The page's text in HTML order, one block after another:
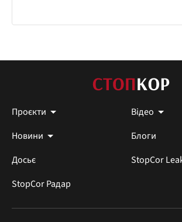
Проєкти
Відео
Новини
Блоги
Досьє
StopCor
StopCor Радар